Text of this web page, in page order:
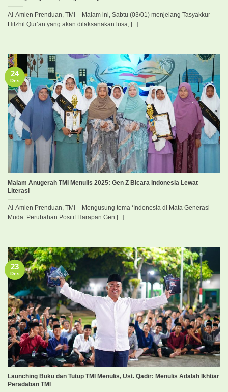
Al-Amien Prenduan, TMI – Malam ini, Sabtu (03/01) menjelang Tasyakkur
Hifzhil Qur’an yang akan dilaksanakan lusa, [...]
Malam Anugerah TMI Menulis 2025: Gen Z Bicara Indonesia Lewat
Literasi
Al-Amien Prenduan, TMI – Mengusung tema ‘Indonesia di Mata Generasi
Muda: Perubahan Positif Harapan Gen [...]
24
Des
Launching Buku dan Tutup TMI Menulis, Ust. Qadir: Menulis Adalah Ikhtiar
Peradaban TMI
23
Des